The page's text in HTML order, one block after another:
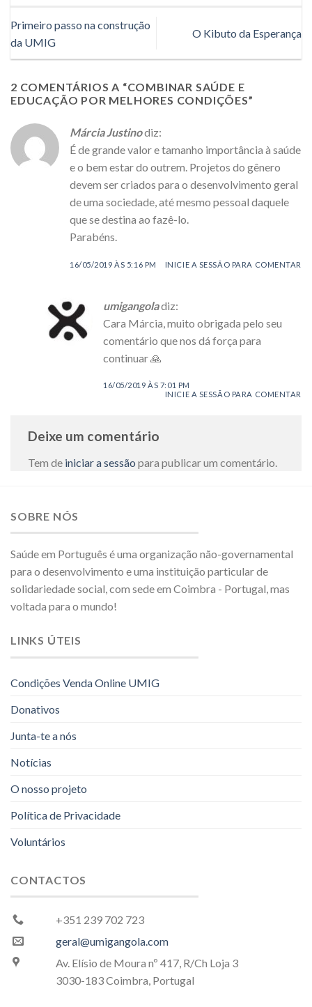
Primeiro passo na construção
da UMIG
O Kibuto da Esperança
2 COMENTÁRIOS A “COMBINAR SAÚDE E
EDUCAÇÃO POR MELHORES CONDIÇÕES”
Márcia Justinodiz:
É de grande valor e tamanho importância à saúde
e o bem estar do outrem. Projetos do gênero
devem ser criados para o desenvolvimento geral
de uma sociedade, até mesmo pessoal daquele
que se destina ao fazê-lo.
Parabéns.
16/05/2019 ÀS 5:16 PM INICIE A SESSÃO PARA COMENTAR
umigangoladiz:
Cara Márcia, muito obrigada pelo seu
comentário que nos dá força para
continuar 🙏
16/05/2019 ÀS 7:01 PM
INICIE A SESSÃO PARA COMENTAR
Deixe um comentário
Tem de iniciar a sessão para publicar um comentário.
SOBRE NÓS
Saúde em Português é uma organização não-governamental
para o desenvolvimento e uma instituição particular de
solidariedade social, com sede em Coimbra - Portugal, mas
voltada para o mundo!
LINKS ÚTEIS
Condições Venda Online UMIG
Donativos
Junta-te a nós
Notícias
O nosso projeto
Política de Privacidade
Voluntários
CONTACTOS
+351 239 702 723
geral@umigangola.com
Av. Elísio de Moura nº 417, R/Ch Loja 3
3030-183 Coimbra, Portugal